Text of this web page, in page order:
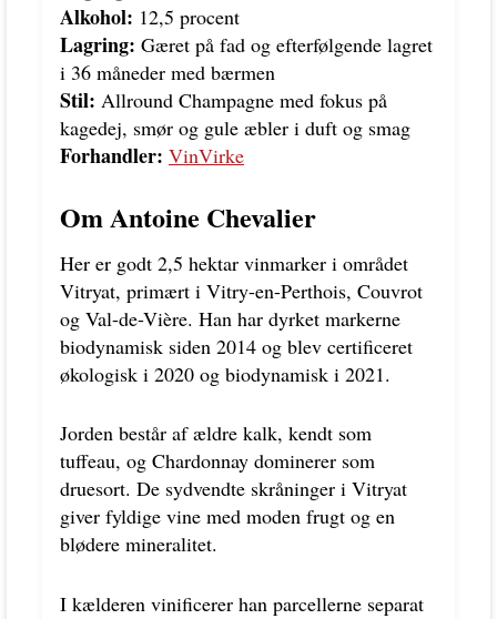
Alkohol: 12,5 procent
Lagring: Gæret på fad og efterfølgende lagret
i 36 måneder med bærmen
Stil: Allround Champagne med fokus på
kagedej, smør og gule æbler i duft og smag
Forhandler: VinVirke
Om Antoine Chevalier
Her er godt 2,5 hektar vinmarker i området
Vitryat, primært i Vitry-en-Perthois, Couvrot
og Val-de-Vière. Han har dyrket markerne
biodynamisk siden 2014 og blev certificeret
økologisk i 2020 og biodynamisk i 2021.
Jorden består af ældre kalk, kendt som
tuffeau, og Chardonnay dominerer som
druesort. De sydvendte skråninger i Vitryat
giver fyldige vine med moden frugt og en
blødere mineralitet.
I kælderen vinificerer han parcellerne separat